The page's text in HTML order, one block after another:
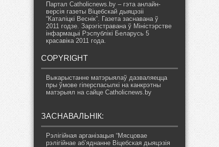
Партал Catholicnews.by – гэта анлайн-
версія газеты Віцебскай дыяцэзіі
“Каталіцкі Веснік”. Газета заснавана ў
2011 годзе. Зарэгістравана ў Міністэрстве
інфармацыі Рэспублікі Беларусь 5
красавіка 2011 года.
COPYRIGHT
Выкарыстанне матэрыялаў дазваляецца
пры ўмове гіперспасылкі на канкрэтны
матэрыял на сайце Catholicnews.by
ЗАСНАВАЛЬНІК:
Рэлігійная арганізацыя “Мясцовае
рэлігійнае аб’яднанне Віцебская дыяцэзія